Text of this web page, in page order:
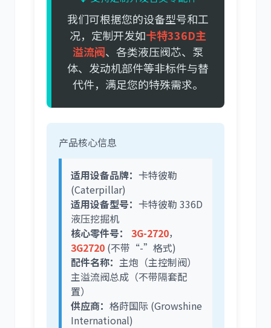
尼桑 依维柯
我们可根据您的设备型号和工
况，定制开发如卡特336D主
溢流阀、各类液压阀芯、泵
体、发动机部件等非标件与替
代件，满足您的特殊需求。
产品核心信息
适用设备品牌： 卡特彼勒
(Caterpillar)
适用设备型号： 卡特彼勒 336D
液压挖掘机
核心零件号：
3G-2720，
3G2720 (不带“-”格式)
配件名称： 主炮（主控制阀）
主溢流阀总成（不带隔套配
置）
供应商： 格莳国际 (Growshine
International)